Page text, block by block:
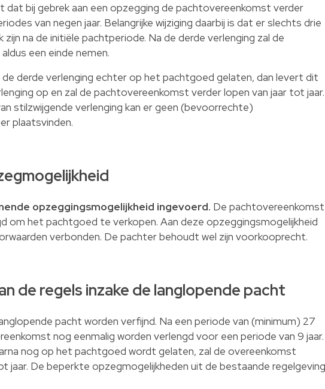
bij gebrek aan een opzegging de pachtovereenkomst verder
van negen jaar. Belangrijke wijziging daarbij is dat er slechts drie
zijn na de initiële pachtperiode. Na de derde verlenging zal de
een einde nemen.
derde verlenging echter op het pachtgoed gelaten, dan levert dit
op en zal de pachtovereenkomst verder lopen van jaar tot jaar.
stilzwijgende verlenging kan er geen (bevoorrechte)
plaatsvinden.
opzeggingsmogelijkheid ingevoerd. De pachtovereenkomst
om het pachtgoed te verkopen. Aan deze opzeggingsmogelijkheid
verbonden. De pachter behoudt wel zijn voorkooprecht.
de regels inzake de langlopende pacht
pacht worden verfijnd. Na een periode van (minimum) 27
nog eenmalig worden verlengd voor een periode van 9 jaar.
nog op het pachtgoed wordt gelaten, zal de overeenkomst
jaar. De beperkte opzegmogelijkheden uit de bestaande regelgeving